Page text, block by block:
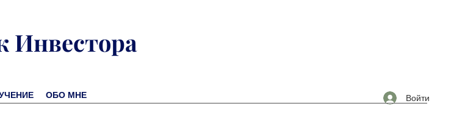
Инвестора
ОБО МНЕ Войти